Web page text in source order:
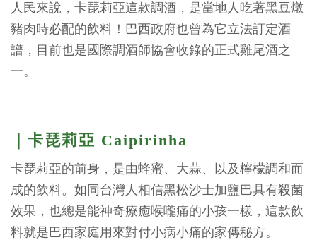
人民來說，卡琵莉亞這款調酒，是當地人吃著黑豆燉
豬肉時必配的飲料！巴西政府也曾為它立法訂定酒
譜，目前也是國際調酒師協會收錄的正式雞尾酒之
一。
｜卡琵莉亞 Caipirinha
卡琵莉亞的前身，是由蜂蜜、大蒜、以及檸檬調和而
成的飲料。如同台灣人相信黑松沙士加鹽巴具有殺菌
效果，也總是能神奇療癒喉嚨痛的小孩一樣，這款飲
料就是巴西家庭用來對付小病小痛的家傳秘方。